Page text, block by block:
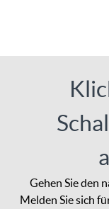
Gehen Sie den
Melden Sie sich